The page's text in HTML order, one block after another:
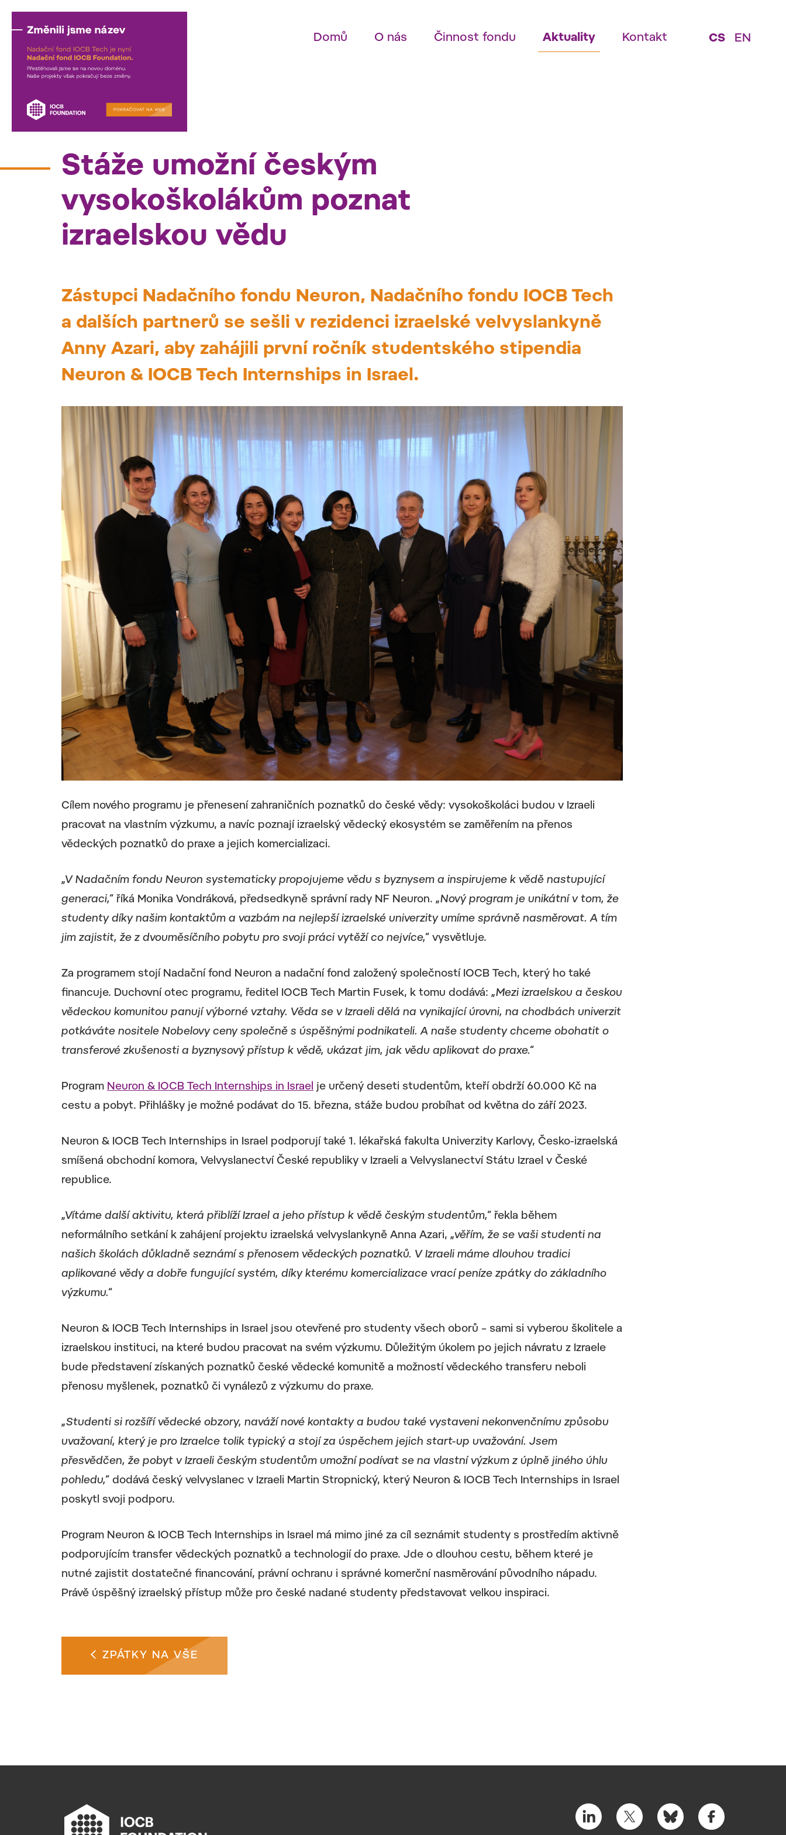
Domů O nás Činnost fondu Aktuality Kontakt CS EN
Stáže umožní českým
vysokoškolákům poznat
izraelskou vědu
Zástupci Nadačního fondu Neuron, Nadačního fondu IOCB Tech
a dalších partnerů se sešli v rezidenci izraelské velvyslankyně
Anny Azari, aby zahájili první ročník studentského stipendia
Neuron & IOCB Tech Internships in Israel.
Cílem nového programu je přenesení zahraničních poznatků do české vědy: vysokoškoláci budou v Izraeli
pracovat na vlastním výzkumu, a navíc poznají izraelský vědecký ekosystém se zaměřením na přenos
vědeckých poznatků do praxe a jejich komercializaci.
„V Nadačním fondu Neuron systematicky propojujeme vědu s byznysem a inspirujeme k vědě nastupující
generaci,“ říká Monika Vondráková, předsedkyně správní rady NF Neuron. „Nový program je unikátní v tom, že
studenty díky našim kontaktům a vazbám na nejlepší izraelské univerzity umíme správně nasměrovat. A tím
jim zajistit, že z dvouměsíčního pobytu pro svoji práci vytěží co nejvíce,“ vysvětluje.
Za programem stojí Nadační fond Neuron a nadační fond založený společností IOCB Tech, který ho také
financuje. Duchovní otec programu, ředitel IOCB Tech Martin Fusek, k tomu dodává: „Mezi izraelskou a českou
vědeckou komunitou panují výborné vztahy. Věda se v Izraeli dělá na vynikající úrovni, na chodbách univerzit
potkáváte nositele Nobelovy ceny společně s úspěšnými podnikateli. A naše studenty chceme obohatit o
transferové zkušenosti a byznysový přístup k vědě, ukázat jim, jak vědu aplikovat do praxe.“
Program Neuron & IOCB Tech Internships in Israel je určený deseti studentům, kteří obdrží 60.000 Kč na
cestu a pobyt. Přihlášky je možné podávat do 15. března, stáže budou probíhat od května do září 2023.
Neuron & IOCB Tech Internships in Israel podporují také 1. lékařská fakulta Univerzity Karlovy, Česko-izraelská
smíšená obchodní komora, Velvyslanectví České republiky v Izraeli a Velvyslanectví Státu Izrael v České
republice.
„Vítáme další aktivitu, která přiblíží Izrael a jeho přístup k vědě českým studentům,“ řekla během
neformálního setkání k zahájení projektu izraelská velvyslankyně Anna Azari, „věřím, že se vaši studenti na
našich školách důkladně seznámí s přenosem vědeckých poznatků. V Izraeli máme dlouhou tradici
aplikované vědy a dobře fungující systém, díky kterému komercializace vrací peníze zpátky do základního
výzkumu.“
Neuron & IOCB Tech Internships in Israel jsou otevřené pro studenty všech oborů – sami si vyberou školitele a
izraelskou instituci, na které budou pracovat na svém výzkumu. Důležitým úkolem po jejich návratu z Izraele
bude představení získaných poznatků české vědecké komunitě a možností vědeckého transferu neboli
přenosu myšlenek, poznatků či vynálezů z výzkumu do praxe.
„Studenti si rozšíří vědecké obzory, naváží nové kontakty a budou také vystaveni nekonvenčnímu způsobu
uvažovaní, který je pro Izraelce tolik typický a stojí za úspěchem jejich start-up uvažování. Jsem
přesvědčen, že pobyt v Izraeli českým studentům umožní podívat se na vlastní výzkum z úplně jiného úhlu
pohledu,“ dodává český velvyslanec v Izraeli Martin Stropnický, který Neuron & IOCB Tech Internships in Israel
poskytl svoji podporu.
Program Neuron & IOCB Tech Internships in Israel má mimo jiné za cíl seznámit studenty s prostředím aktivně
podporujícím transfer vědeckých poznatků a technologií do praxe. Jde o dlouhou cestu, během které je
nutné zajistit dostatečné financování, právní ochranu i správné komerční nasměrování původního nápadu.
Právě úspěšný izraelský přístup může pro české nadané studenty představovat velkou inspiraci.
ZPÁTKY NA VŠE